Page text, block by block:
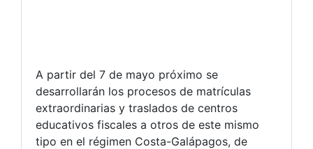
A partir del 7 de mayo próximo se
desarrollarán los procesos de matrículas
extraordinarias y traslados de centros
educativos fiscales a otros de este mismo
tipo en el régimen Costa-Galápagos, de